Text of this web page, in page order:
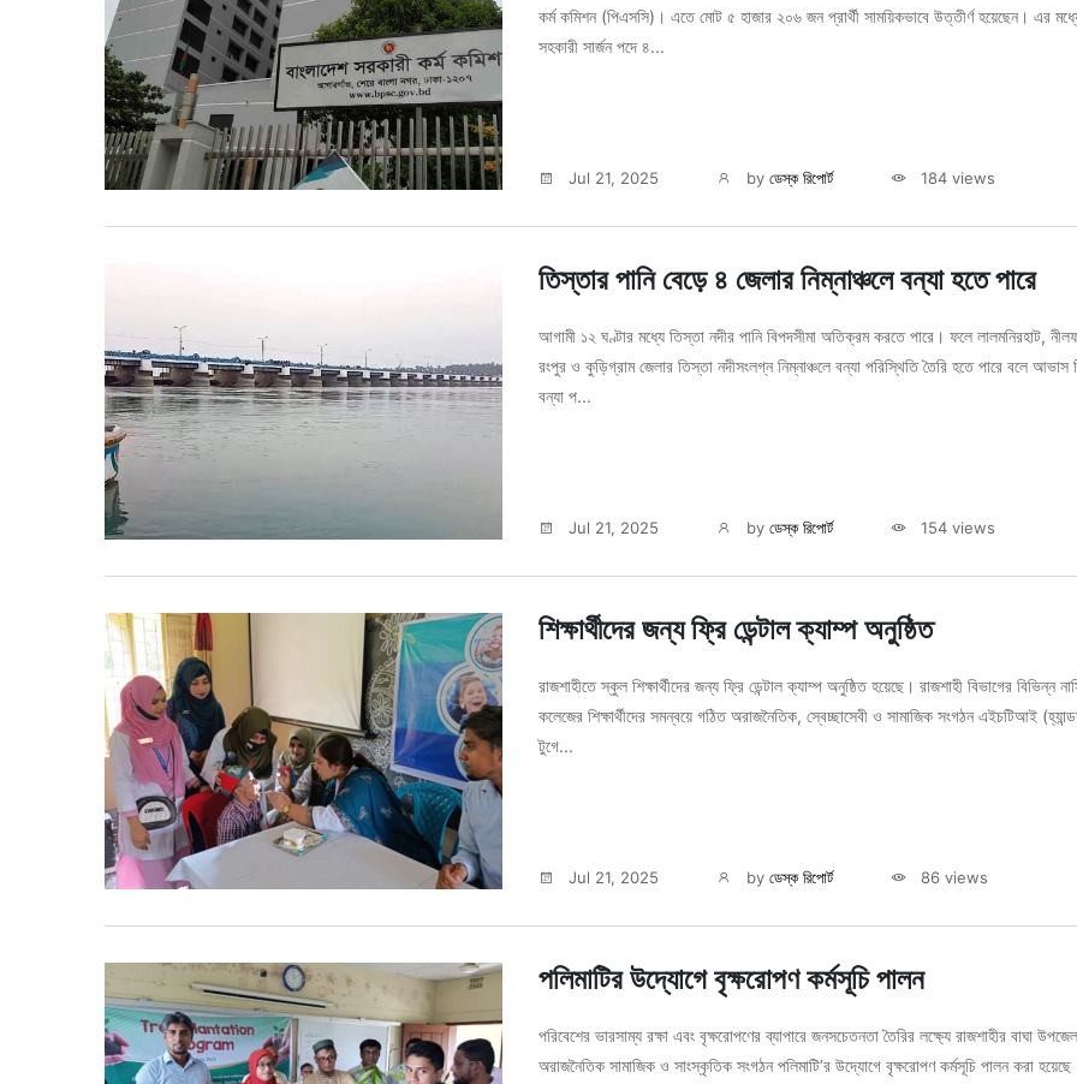
কর্ম কমিশন (পিএসসি)। এতে মোট ৫ হাজার ২০৬ জন প্রার্থী সাময়িকভাবে উত্তীর্ণ হয়েছেন। এর
সহকারী সার্জন পদে ৪...
Jul 21, 2025 byডেস্ক রিপোর্ট 184 views
তিস্তার পানি বেড়ে ৪ জেলার নিম্নাঞ্চলে বন্যা হতে পারে
আগামী ১২ ঘণ্টার মধ্যে তিস্তা নদীর পানি বিপদসীমা অতিক্রম করতে পারে। ফলে লালমনিরহাট,
রংপুর ও কুড়িগ্রাম জেলার তিস্তা নদীসংলগ্ন নিম্নাঞ্চলে বন্যা পরিস্থিতি তৈরি হতে পারে বলে আভাস
বন্যা প...
Jul 21, 2025 byডেস্ক রিপোর্ট 154 views
শিক্ষার্থীদের জন্য ফ্রি ডেন্টাল ক্যাম্প অনুষ্ঠিত
রাজশাহীতে স্কুল শিক্ষার্থীদের জন্য ফ্রি ডেন্টাল ক্যাম্প অনুষ্ঠিত হয়েছে। রাজশাহী বিভাগের বিভিন্ন
কলেজের শিক্ষার্থীদের সমন্বয়ে গঠিত অরাজনৈতিক, স্বেচ্ছাসেবী ও সামাজিক সংগঠন এইচটিআই
টুগে...
Jul 21, 2025 byডেস্ক রিপোর্ট 86 views
পলিমাটির উদ্যোগে বৃক্ষরোপণ কর্মসূচি পালন
পরিবেশের ভারসাম্য রক্ষা এবং বৃক্ষরোপণের ব্যাপারে জনসচেতনতা তৈরির লক্ষ্যে রাজশাহীর বাঘা
অরাজনৈতিক সামাজিক ও সাংস্কৃতিক সংগঠন পলিমাটি’র উদ্যোগে বৃক্ষরোপণ কর্মসূচি পালন করা